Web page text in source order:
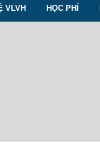
VLVH HỌC PHÍ